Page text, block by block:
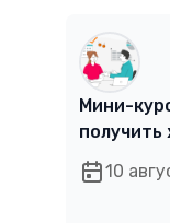
Мини-
10